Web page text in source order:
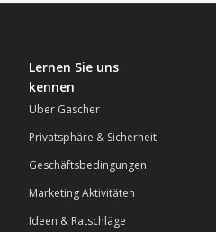
Lernen Sie uns
kennen
Über Gascher
Privatsphäre & Sicherheit
Geschäftsbedingungen
Marketing Aktivitäten
Ideen & Ratschläge